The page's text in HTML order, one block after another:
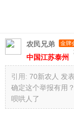
农民兄弟 金牌
中国江苏泰州
引用: 70新农人 发
确定这个举报有用
呗哄人了